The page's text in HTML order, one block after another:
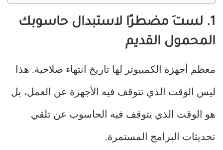
1. لستَ مضطرًا لاستبدال حاسوبك
المحمول القديم
معظم أجهزة الكمبيوتر لها تاريخ انتهاء صلاحية. هذا
ليس الوقت الذي تتوقف فيه الأجهزة عن العمل، بل
هو الوقت الذي يتوقف فيه الحاسوب عن تلقي
تحديثات البرامج المستمرة.